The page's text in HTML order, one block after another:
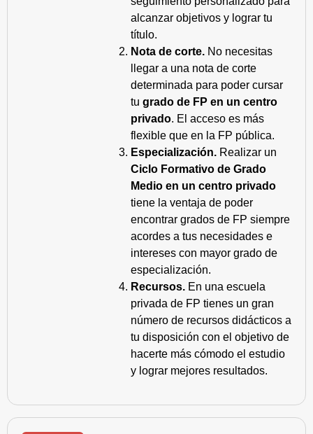
alcanzar objetivos y lograr tu
título.
Nota de corte. No necesitas
llegar a una nota de corte
determinada para poder cursar
tu grado de FP en un centro
privado. El acceso es más
flexible que en la FP pública.
Especialización. Realizar un
Ciclo Formativo de Grado
Medio en un centro privado
tiene la ventaja de poder
encontrar grados de FP siempre
acordes a tus necesidades e
intereses con mayor grado de
especialización.
Recursos. En una escuela
privada de FP tienes un gran
número de recursos didácticos a
tu disposición con el objetivo de
hacerte más cómodo el estudio
y lograr mejores resultados.